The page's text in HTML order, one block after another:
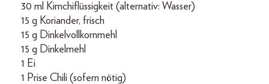
30 ml Kimchiflüssigkeit (alternativ: Wasser)
15 g Koriander, frisch
15 g Dinkelvollkornmehl
15 g Dinkelmehl
1 Ei
1 Prise Chili (sofern nötig)